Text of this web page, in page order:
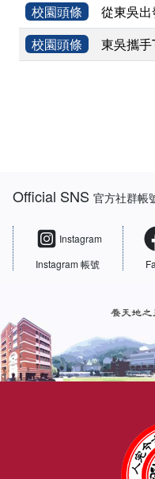
校園頭條
從東吳
校園頭條
東吳攜
Official SNS官方社群帳
Instagram
Instagram 帳號